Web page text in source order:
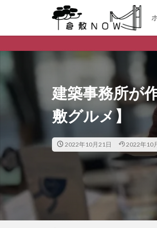
建築事務所が
敷グルメ】
2022年10月21日 2022年10